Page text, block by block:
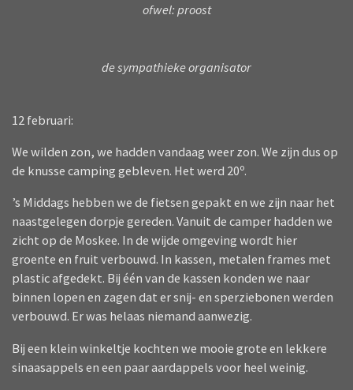
ofwel: proost
de sympathieke organisator
12 februari:
We wilden zon, we hadden vandaag weer zon. We zijn dus op
de knusse camping gebleven. Het werd 20º.
’s Middags hebben we de fietsen gepakt en we zijn naar het
naastgelegen dorpje gereden. Vanuit de camper hadden we
zicht op de Moskee. In de wijde omgeving wordt hier
groente en fruit verbouwd. In kassen, metalen frames met
plastic afgedekt. Bij één van de kassen konden we naar
binnen lopen en zagen dat er snij- en sperziebonen werden
verbouwd. Er was helaas niemand aanwezig.
Bij een klein winkeltje kochten we mooie grote en lekkere
sinaasappels en een paar aardappels voor heel weinig.